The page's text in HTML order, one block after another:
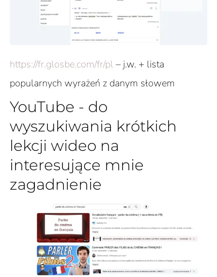
https://fr.glosbe.com/fr/pl – j.w. + lista
popularnych wyrażeń z danym słowem
YouTube - do
wyszukiwania krótkich
lekcji wideo na
interesujące mnie
zagadnienie